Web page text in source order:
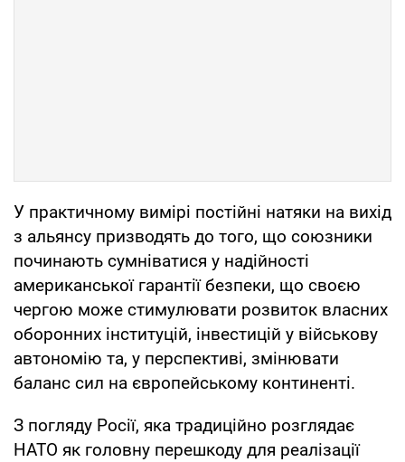
У практичному вимірі постійні натяки на вихід
з альянсу призводять до того, що союзники
починають сумніватися у надійності
американської гарантії безпеки, що своєю
чергою може стимулювати розвиток власних
оборонних інституцій, інвестицій у військову
автономію та, у перспективі, змінювати
баланс сил на європейському континенті.
З погляду Росії, яка традиційно розглядає
НАТО як головну перешкоду для реалізації